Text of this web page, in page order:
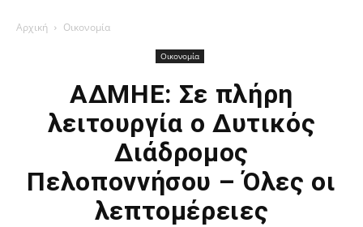
Αρχική Οικονομία
Οικονομία
ΑΔΜΗΕ: Σε πλήρη
λειτουργία ο Δυτικός
Διάδρομος
Πελοποννήσου – Όλες οι
λεπτομέρειες